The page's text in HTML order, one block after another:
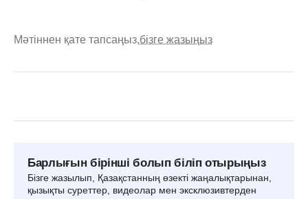
Мәтіннен қате тапсаңыз,бізге жазыңыз
Барлығын бірінші болып біліп отырыңыз
Бізге жазылып, Қазақстанның өзекті жаңалықтарынан,
қызықты суреттер, видеолар мен эксклюзивтерден